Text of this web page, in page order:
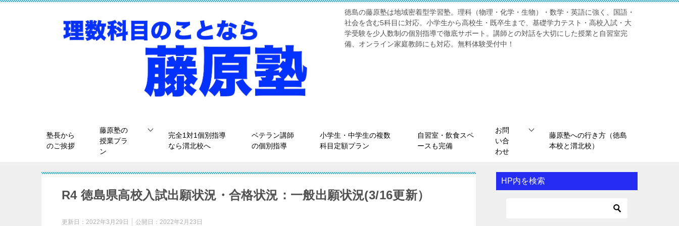
徳島の藤原塾は地域密着型学習塾。理科（物理・化学・生物）・数学・英語に強く、国語・
社会を含む5科目に対応。小学生から高校生・既卒生まで、基礎学力テスト・高校入試・大
学受験を少人数制の個別指導で徹底サポート。講師との対話を大切にした授業と自習室完
備、オンライン家庭教師にも対応。無料体験受付中！
塾長から
のご挨拶
藤原塾の
授業プラ
ン
完全1対1個別指導
なら渭北校へ
ベテラン講師
の個別指導
小学生・中学生の複数
科目定額プラン
自習室・飲食スペ
ースも完備
お問
い合
わせ
藤原塾への行き方（徳島
本校と渭北校）
R4 徳島県高校入試出願状況・合格状況：一般出願状況(3/16更新）
更新日： 2022年3月29日 公開日： 2022年2月23日
HP内を検索